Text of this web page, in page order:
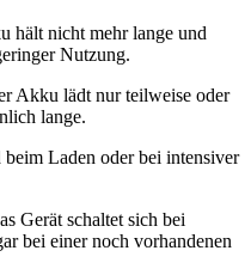
hält nicht mehr lange und
Nutzung.
Akku lädt nur teilweise oder
lange.
Laden oder bei intensiver
Gerät schaltet sich bei
bei einer noch vorhandenen